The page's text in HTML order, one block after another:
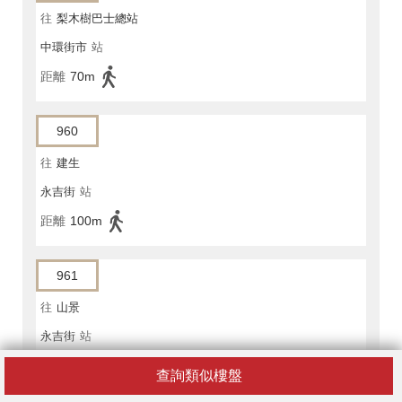
查詢類似樓盤
往 梨木樹巴士總站
中環街市 站
距離 70m
960
往 建生
永吉街 站
距離 100m
961
往 山景
永吉街 站